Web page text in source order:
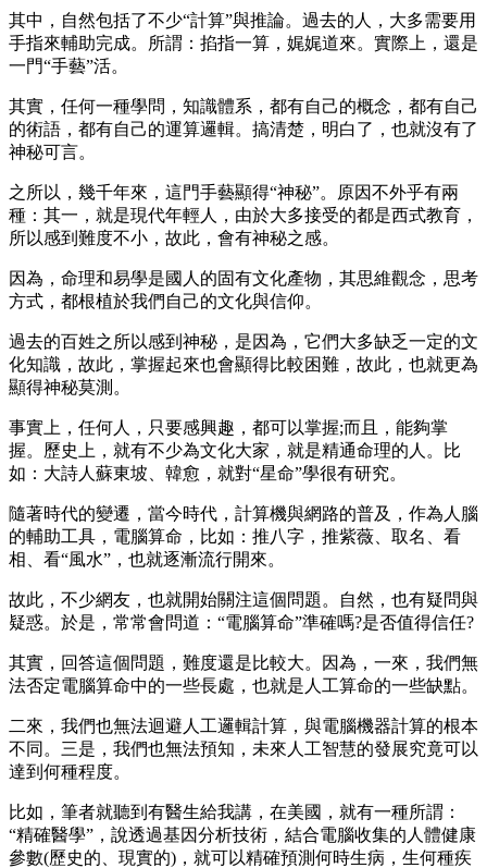
其中，自然包括了不少“計算”與推論。過去的人，大多需要用
手指來輔助完成。所謂：掐指一算，娓娓道來。實際上，還是
一門“手藝”活。
其實，任何一種學問，知識體系，都有自己的概念，都有自己
的術語，都有自己的運算邏輯。搞清楚，明白了，也就沒有了
神秘可言。
之所以，幾千年來，這門手藝顯得“神秘”。原因不外乎有兩
種：其一，就是現代年輕人，由於大多接受的都是西式教育，
所以感到難度不小，故此，會有神秘之感。
因為，命理和易學是國人的固有文化產物，其思維觀念，思考
方式，都根植於我們自己的文化與信仰。
過去的百姓之所以感到神秘，是因為，它們大多缺乏一定的文
化知識，故此，掌握起來也會顯得比較困難，故此，也就更為
顯得神秘莫測。
事實上，任何人，只要感興趣，都可以掌握;而且，能夠掌
握。歷史上，就有不少為文化大家，就是精通命理的人。比
如：大詩人蘇東坡、韓愈，就對“星命”學很有研究。
隨著時代的變遷，當今時代，計算機與網路的普及，作為人腦
的輔助工具，電腦算命，比如：推八字，推紫薇、取名、看
相、看“風水”，也就逐漸流行開來。
故此，不少網友，也就開始關注這個問題。自然，也有疑問與
疑惑。於是，常常會問道：“電腦算命”準確嗎?是否值得信任?
其實，回答這個問題，難度還是比較大。因為，一來，我們無
法否定電腦算命中的一些長處，也就是人工算命的一些缺點。
二來，我們也無法迴避人工邏輯計算，與電腦機器計算的根本
不同。三是，我們也無法預知，未來人工智慧的發展究竟可以
達到何種程度。
比如，筆者就聽到有醫生給我講，在美國，就有一種所謂：
“精確醫學”，說透過基因分析技術，結合電腦收集的人體健康
參數(歷史的、現實的)，就可以精確預測何時生病，生何種疾